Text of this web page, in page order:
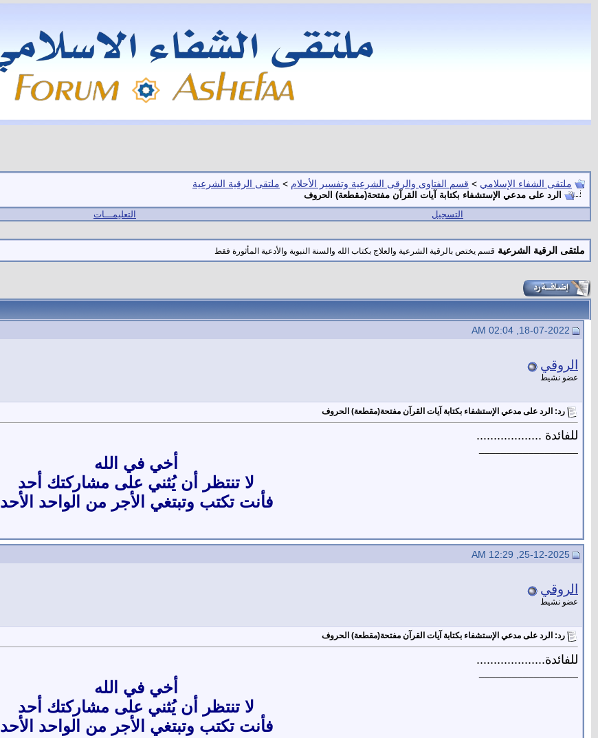
ملتقى الشفاء الإسلامي > قسم الفتاوى والرقى الشرعية وتفسير الأحلام > ملتقى الرقية الشرعية
الرد على مدعي الإستشفاء بكتابة آيات القرآن مفتحة(مقطعة) الحروف
التسجيل التعليمـــات
ملتقى الرقية الشرعية قسم يختص بالرقية الشرعية والعلاج بكتاب الله والسنة النبوية والأدعية المأثورة فقط
الروقي
عضو نشيط
رد: الرد على مدعي الإستشفاء بكتابة آيات القرآن مفتحة(مقطعة) الحروف
للفائدة ...................
أخي في الله
لا تنتظر أن يُثني على مشاركتك أحد
فأنت تكتب وتبتغي الأجر من الواحد الأحد
الروقي
عضو نشيط
رد: الرد على مدعي الإستشفاء بكتابة آيات القرآن مفتحة(مقطعة) الحروف
للفائدة....................
أخي في الله
لا تنتظر أن يُثني على مشاركتك أحد
فأنت تكتب وتبتغي الأجر من الواحد الأحد